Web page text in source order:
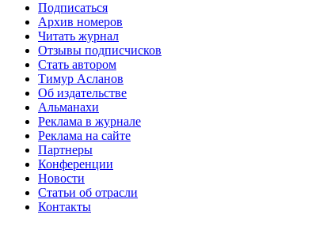
Подписаться
Архив номеров
Читать журнал
Отзывы подписчисков
Стать автором
Тимур Асланов
Об издательстве
Альманахи
Реклама в журнале
Реклама на сайте
Партнеры
Конференции
Новости
Статьи об отрасли
Контакты